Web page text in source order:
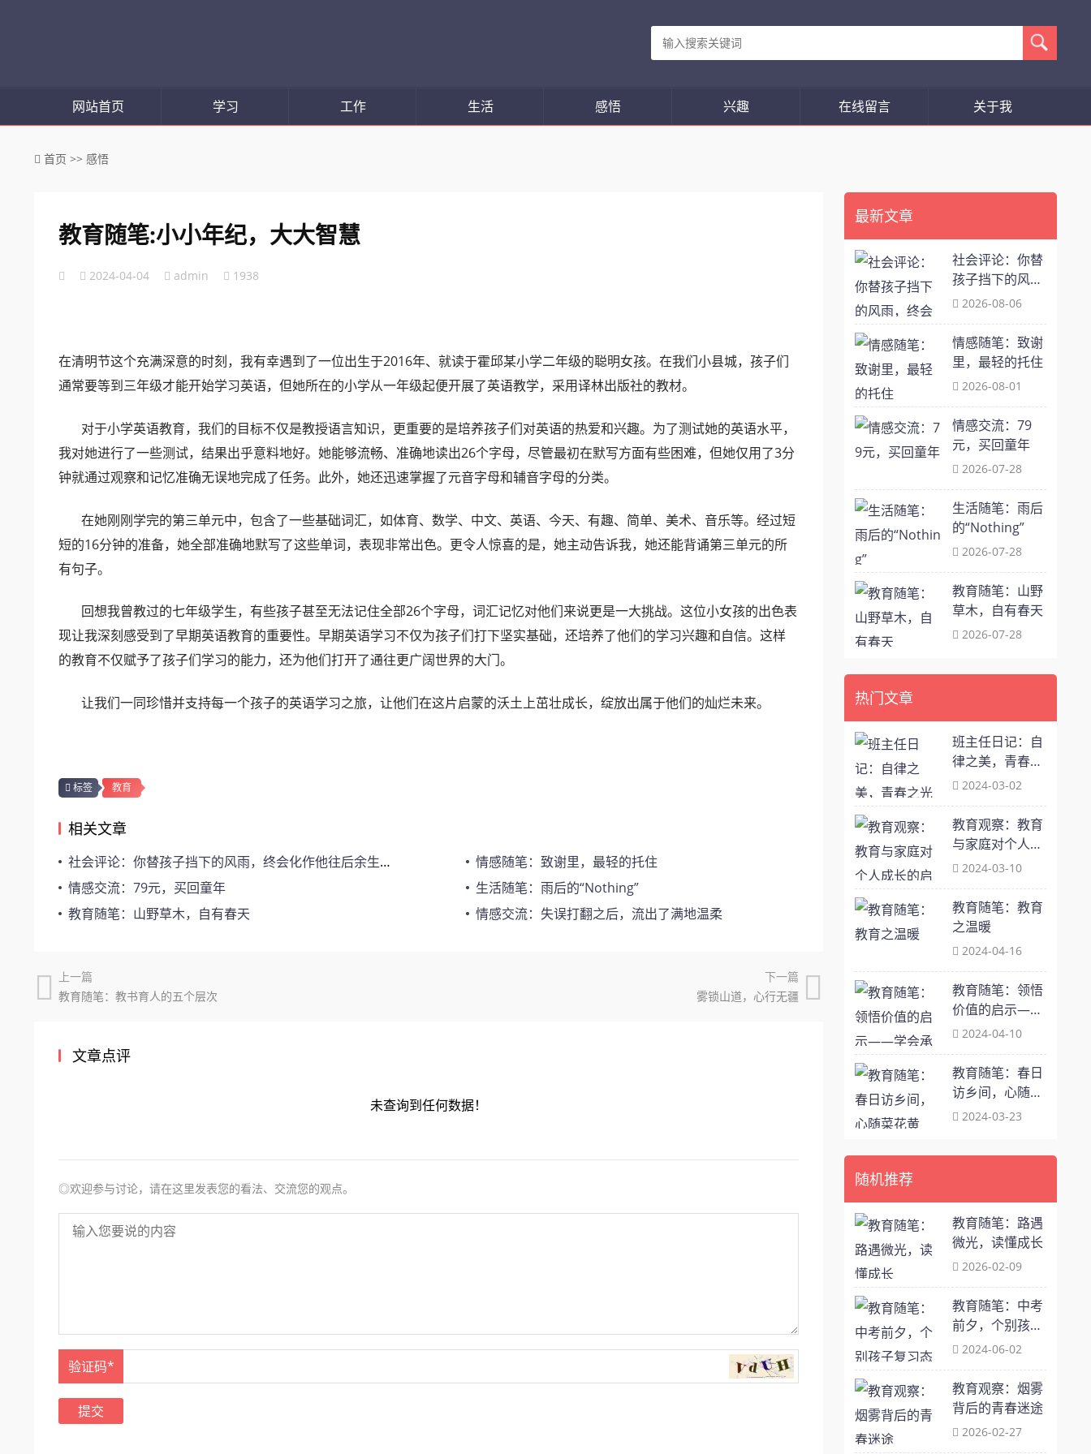
网站首页 学习 工作 生活 感悟 兴趣 在线留言 关于我
首页 >> 感悟
最新文章
社会评论：你替
孩子挡下的风
雨，终会化作他
2026-08-06
情感随笔：致谢
里，最轻的托住
2026-08-01
情感交流：79
元，买回童年
2026-07-28
生活随笔：雨后
的“Nothing”
2026-07-28
教育随笔：山野
草木，自有春天
2026-07-28
热门文章
班主任日记：自
律之美，青春之
光2024-03-02
教育观察：教育
与家庭对个人成
长的启示 ——初
《你当像鸟飞往
你的山》
2024-03-10
教育随笔：教育
之温暖
2024-04-16
教育随笔：领悟
价值的启示——
学会承担责任
2024-04-10
教育随笔：春日
访乡间，心随菜
花黄
2024-03-23
随机推荐
教育随笔：路遇
微光，读懂成长
2026-02-09
教育随笔：中考
前夕，个别孩子
复习态度引人深
2024-06-02
教育观察：烟雾
背后的青春迷途
2026-02-27
教育随笔:小小年纪，大大智慧
2024-04-04 admin 1938
在清明节这个充满深意的时刻，我有幸遇到了一位出生于2016年、就读于霍邱某小学二年级的聪明女孩。在我们小县城，孩子们
通常要等到三年级才能开始学习英语，但她所在的小学从一年级起便开展了英语教学，采用译林出版社的教材。
对于小学英语教育，我们的目标不仅是教授语言知识，更重要的是培养孩子们对英语的热爱和兴趣。为了测试她的英语水平，
我对她进行了一些测试，结果出乎意料地好。她能够流畅、准确地读出26个字母，尽管最初在默写方面有些困难，但她仅用了3分
钟就通过观察和记忆准确无误地完成了任务。此外，她还迅速掌握了元音字母和辅音字母的分类。
在她刚刚学完的第三单元中，包含了一些基础词汇，如体育、数学、中文、英语、今天、有趣、简单、美术、音乐等。经过短
短的16分钟的准备，她全部准确地默写了这些单词，表现非常出色。更令人惊喜的是，她主动告诉我，她还能背诵第三单元的所
有句子。
回想我曾教过的七年级学生，有些孩子甚至无法记住全部26个字母，词汇记忆对他们来说更是一大挑战。这位小女孩的出色表
现让我深刻感受到了早期英语教育的重要性。早期英语学习不仅为孩子们打下坚实基础，还培养了他们的学习兴趣和自信。这样
的教育不仅赋予了孩子们学习的能力，还为他们打开了通往更广阔世界的大门。
让我们一同珍惜并支持每一个孩子的英语学习之旅，让他们在这片启蒙的沃土上茁壮成长，绽放出属于他们的灿烂未来。
标签 教育
相关文章
社会评论：你替孩子挡下的风雨，终会化作他往后余生的滂沱
情感随笔：致谢里，最轻的托住
情感交流：79元，买回童年
生活随笔：雨后的“Nothing”
教育随笔：山野草木，自有春天
情感交流：失误打翻之后，流出了满地温柔
上一篇
教育随笔：教书育人的五个层次
下一篇
雾锁山道，心行无疆
文章点评
未查询到任何数据！
◎欢迎参与讨论，请在这里发表您的看法、交流您的观点。
验证码*